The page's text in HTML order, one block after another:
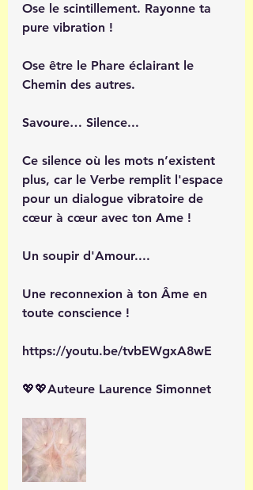
Ose le scintillement. Rayonne ta
pure vibration !
Ose être le Phare éclairant le
Chemin des autres.
Savoure… Silence...
Ce silence où les mots n’existent
plus, car le Verbe remplit l'espace
pour un dialogue vibratoire de
cœur à cœur avec ton Ame !
Un soupir d'Amour....
Une reconnexion à ton Âme en
toute conscience !
https://youtu.be/tvbEWgxA8wE
💖💖Auteure Laurence Simonnet